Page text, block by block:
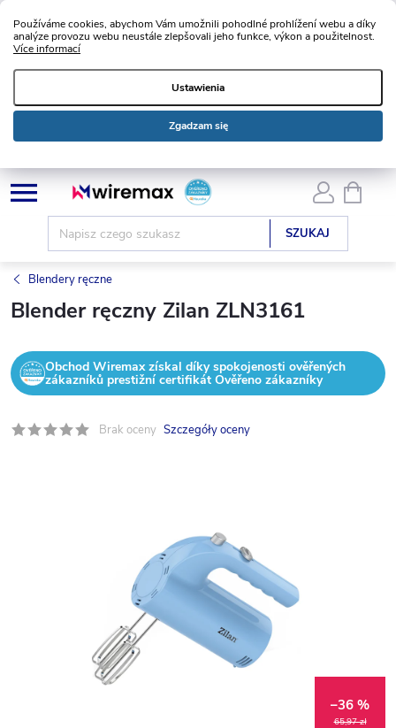
Používáme cookies, abychom Vám umožnili pohodlné prohlížení webu a díky
analýze provozu webu neustále zlepšovali jeho funkce, výkon a použitelnost.
Více informací
Ustawienia
Zgadzam się
Przejść
do
SZUKAJ
Blendery ręczne
Blender ręczny Zilan ZLN3161
Obchod Wiremax získal díky spokojenosti ověřených
zákazníků prestižní certifikát Ověřeno zákazníky
Brak oceny Szczegóły oceny
65,97 zł
–36 %